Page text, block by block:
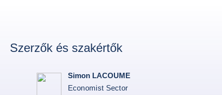
Szerzők és szakértők
Simon LACOUME
Economist Sector